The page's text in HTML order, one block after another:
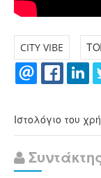
CITY VIBE
Ιστολόγιο του